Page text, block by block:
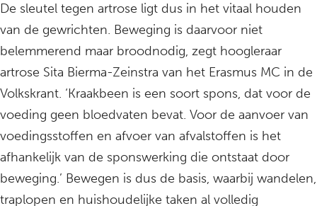
De sleutel tegen artrose ligt dus in het vitaal houden
van de gewrichten. Beweging is daarvoor niet
belemmerend maar broodnodig, zegt hoogleraar
artrose Sita Bierma-Zeinstra van het Erasmus MC in de
Volkskrant. ‘Kraakbeen is een soort spons, dat voor de
voeding geen bloedvaten bevat. Voor de aanvoer van
voedingsstoffen en afvoer van afvalstoffen is het
afhankelijk van de sponswerking die ontstaat door
beweging.’ Bewegen is dus de basis, waarbij wandelen,
traplopen en huishoudelijke taken al volledig